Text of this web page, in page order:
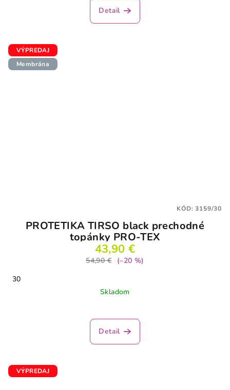
Detail
VÝPREDAJ
Membrána
PROTETIKA TIRSO black prechodné
topánky PRO-TEX
43,90 €
54,90 €
(–20 %)
30
Skladom
Detail
KÓD:3159/30
VÝPREDAJ